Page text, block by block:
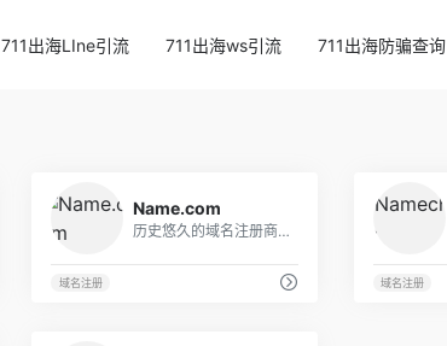
711出海LIne引流 711出海ws引流 711出海防骗查询
Name.com
历史悠久的域名注册商，界面清爽，支持中文
域名注册 域名注册